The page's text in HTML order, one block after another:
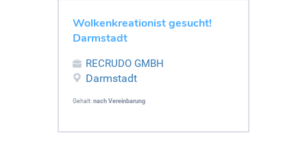
Wolkenkreationist gesucht!
Darmstadt
RECRUDO GMBH
Darmstadt
Gehalt: nach Vereinbarung